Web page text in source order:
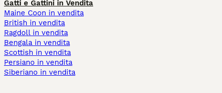
Gatti e Gattini in Vendita
Maine Coon in vendita
British in vendita
Ragdoll in vendita
Bengala in vendita
Scottish in vendita
Persiano in vendita
Siberiano in vendita